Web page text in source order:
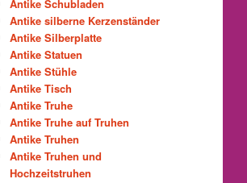
Antike Schubladen
Antike silberne Kerzenständer
Antike Silberplatte
Antike Statuen
Antike Stühle
Antike Tisch
Antike Truhe
Antike Truhe auf Truhen
Antike Truhen
Antike Truhen und
Hochzeitstruhen